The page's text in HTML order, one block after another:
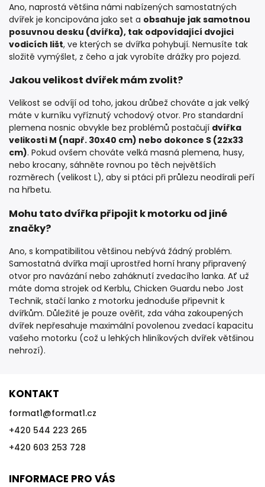
Ano, naprostá většina námi nabízených samostatných
dvířek je koncipována jako set a obsahuje jak samotnou
posuvnou desku (dvířka), tak odpovídající dvojici
vodicích lišt, ve kterých se dvířka pohybují. Nemusíte tak
složitě vymýšlet, z čeho a jak vyrobíte drážky pro pojezd.
Jakou velikost dvířek mám zvolit?
Velikost se odvíjí od toho, jakou drůbež chováte a jak velký
máte v kurníku vyříznutý vchodový otvor. Pro standardní
plemena nosnic obvykle bez problémů postačují dvířka
velikosti M (např. 30x40 cm) nebo dokonce S (22x33
cm). Pokud ovšem chováte velká masná plemena, husy,
nebo krocany, sáhněte rovnou po těch největších
rozměrech (velikost L), aby si ptáci při průlezu neodírali peří
na hřbetu.
Mohu tato dvířka připojit k motorku od jiné
značky?
Ano, s kompatibilitou většinou nebývá žádný problém.
Samostatná dvířka mají uprostřed horní hrany připravený
otvor pro navázání nebo zaháknutí zvedacího lanka. Ať už
máte doma strojek od Kerblu, Chicken Guardu nebo Jost
Technik, stačí lanko z motorku jednoduše připevnit k
dvířkům. Důležité je pouze ověřit, zda váha zakoupených
dvířek nepřesahuje maximální povolenou zvedací kapacitu
vašeho motorku (což u lehkých hliníkových dvířek většinou
nehrozí).
KONTAKT
format1@format1.cz
+420 544 223 265
+420 603 253 728
INFORMACE PRO VÁS